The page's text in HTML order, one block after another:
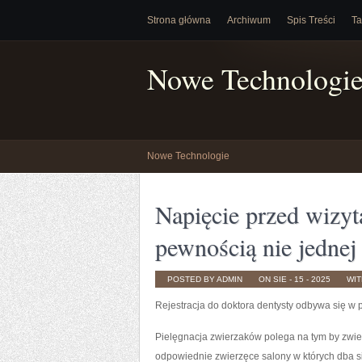
Strona główna Archiwum Spis Treści
Nowe
Nowe Technologie
Napięcie przed
pewnością nie
POSTED BY ADMIN ON SIE - 15 - 2025
Rejestracja do doktora dentysty odbywa się w
Pielęgnacja zwierzaków polega na tym by
odpowiednie zwierzęce salony w których dba